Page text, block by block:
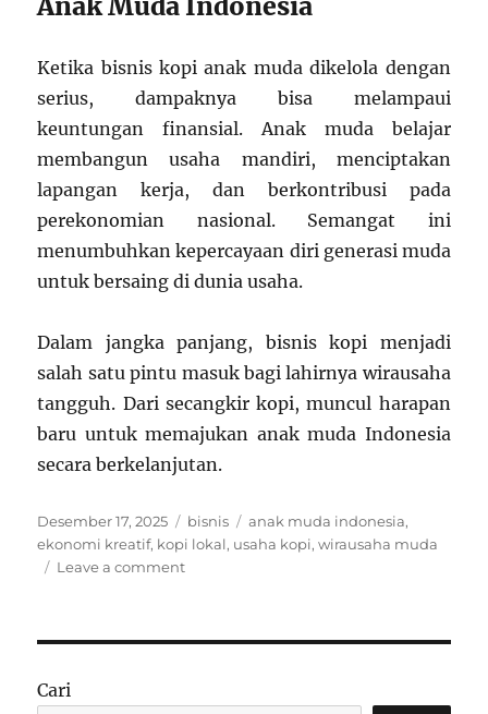
Ketika bisnis kopi anak muda dikelola dengan
serius, dampaknya bisa melampaui
keuntungan finansial. Anak muda belajar
membangun usaha mandiri, menciptakan
lapangan kerja, dan berkontribusi pada
perekonomian nasional. Semangat ini
menumbuhkan kepercayaan diri generasi muda
untuk bersaing di dunia usaha.
Dalam jangka panjang, bisnis kopi menjadi
salah satu pintu masuk bagi lahirnya wirausaha
tangguh. Dari secangkir kopi, muncul harapan
baru untuk memajukan anak muda Indonesia
secara berkelanjutan.
Posted
on
Desember 17, 2025 Categories
bisnis Tags
anak muda indonesia,
ekonomi kreatif, kopi lokal, usaha kopi,wirausaha muda
Leave a commenton
Nyata
Cari